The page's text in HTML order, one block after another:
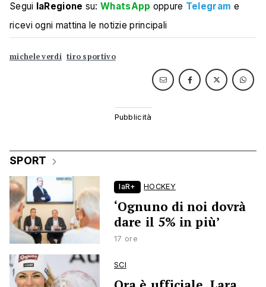
Segui laRegione su:WhatsApp oppure Telegram e
ricevi ogni mattina le notizie principali
michele verdi tiro sportivo
SPORT
laR+ HOCKEY
‘Ognuno di noi dovrà
dare il 5% in più’
17 ore
SCI